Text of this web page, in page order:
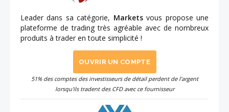
Leader dans sa catégorie, Marketsvous propose une
plateforme de trading très agréable avec de nombreux
produits à trader en toute simplicité !
OUVRIR UN COMPTE
51% des comptes des investisseurs de détail perdent de l'argent
lorsqu'ils tradent des CFD avec ce fournisseur